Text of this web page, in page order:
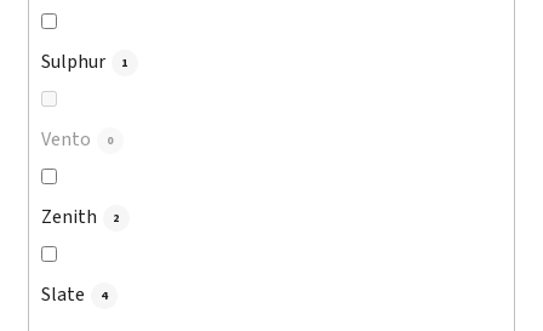
Sulphur 1
Vento 0
Zenith 2
Slate 4